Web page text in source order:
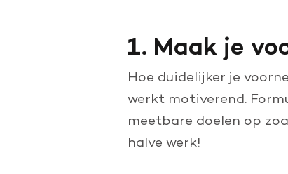
1. Maak je
Hoe duidelijker je
werkt motiverend.
meetbare doelen op
halve werk!